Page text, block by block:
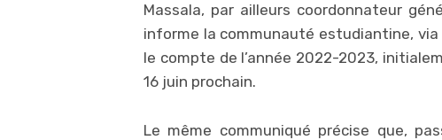
Massala, par ailleurs coordonnateur
informe la communauté estudiantine,
le compte de l’année 2022-2023,
16 juin prochain.
Le même communiqué précise que,